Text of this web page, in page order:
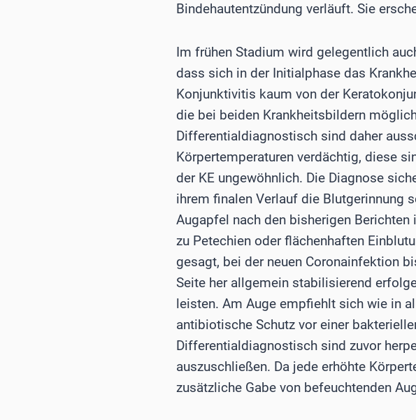
Bindehautentzündung verläuft. Sie
Im frühen Stadium wird gelegentlich
dass sich in der Initialphase das
Konjunktivitis kaum von der
die bei beiden Krankheitsbildern
Differentialdiagnostisch sind daher
Körpertemperaturen verdächtig, diese
der KE ungewöhnlich. Die Diagnose
ihrem finalen Verlauf die Blutgerinnung
Augapfel nach den bisherigen
zu Petechien oder flächenhaften
gesagt, bei der neuen Coronainfektion
Seite her allgemein stabilisierend
leisten. Am Auge empfiehlt sich wie in
antibiotische Schutz vor einer
Differentialdiagnostisch sind zuvor
auszuschließen. Da jede erhöhte
zusätzliche Gabe von befeuchtenden